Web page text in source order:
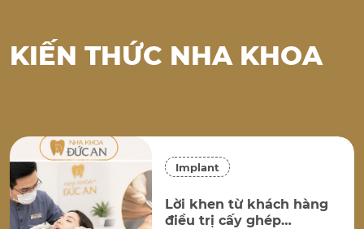
KIẾN THỨC NHA KHOA
Implant
Lời khen từ khách hàng
điều trị cấy ghép